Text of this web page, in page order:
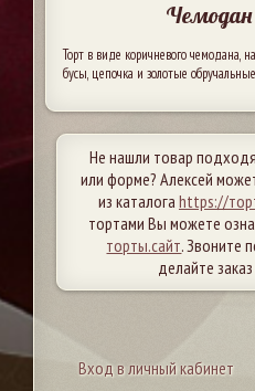
Торт в виде коричневого чемодана,
бусы, цепочка и золотые
Не нашли товар
или форме? Алексей
из каталога https://
тортами Вы можете
торты.сайт. Звоните
делайте
Вход в личный кабинет